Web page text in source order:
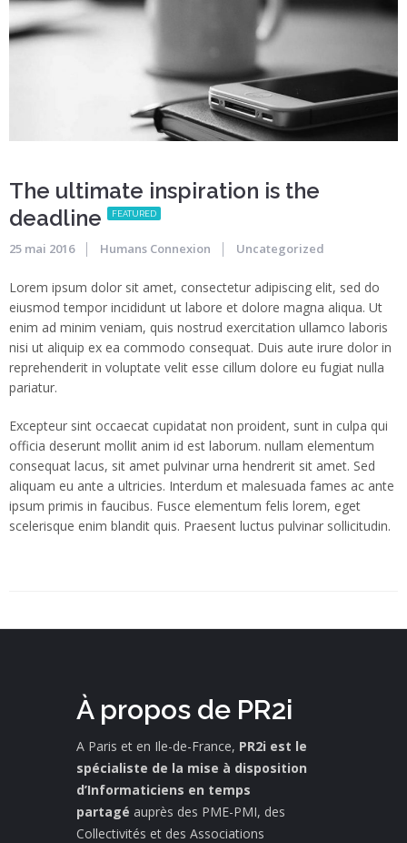
The ultimate inspiration is the
deadline
FEATURED
25 mai 2016 Humans Connexion Uncategorized
Lorem ipsum dolor sit amet, consectetur adipiscing elit, sed do
eiusmod tempor incididunt ut labore et dolore magna aliqua. Ut
enim ad minim veniam, quis nostrud exercitation ullamco laboris
nisi ut aliquip ex ea commodo consequat. Duis aute irure dolor in
reprehenderit in voluptate velit esse cillum dolore eu fugiat nulla
pariatur.
Excepteur sint occaecat cupidatat non proident, sunt in culpa qui
officia deserunt mollit anim id est laborum. nullam elementum
consequat lacus, sit amet pulvinar urna hendrerit sit amet. Sed
aliquam eu ante a ultricies. Interdum et malesuada fames ac ante
ipsum primis in faucibus. Fusce elementum felis lorem, eget
scelerisque enim blandit quis. Praesent luctus pulvinar sollicitudin.
À propos de PR2i
A Paris et en Ile-de-France, PR2i est le
spécialiste de la mise à disposition
d’Informaticiens en temps
partagé auprès des PME-PMI, des
Collectivités et des Associations